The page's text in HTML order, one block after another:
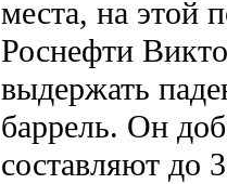
места, на этой
Роснефти
выдержать
баррель. Он
составляют до